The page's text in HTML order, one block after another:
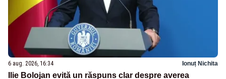
6 aug. 2026, 16:34 Ionuț Nichita
Ilie Bolojan evită un răspuns clar despre averea